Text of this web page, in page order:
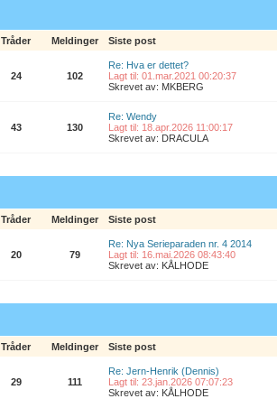
Tråder Meldinger Siste post
24 102
Re: Hva er dettet?
Lagt til: 01.mar.2021 00:20:37
Skrevet av: MKBERG
43 130
Re: Wendy
Lagt til: 18.apr.2026 11:00:17
Skrevet av: DRACULA
Tråder Meldinger Siste post
20 79
Re: Nya Serieparaden nr. 4 2014
Lagt til: 16.mai.2026 08:43:40
Skrevet av: KÅLHODE
Tråder Meldinger Siste post
29 111
Re: Jern-Henrik (Dennis)
Lagt til: 23.jan.2026 07:07:23
Skrevet av: KÅLHODE